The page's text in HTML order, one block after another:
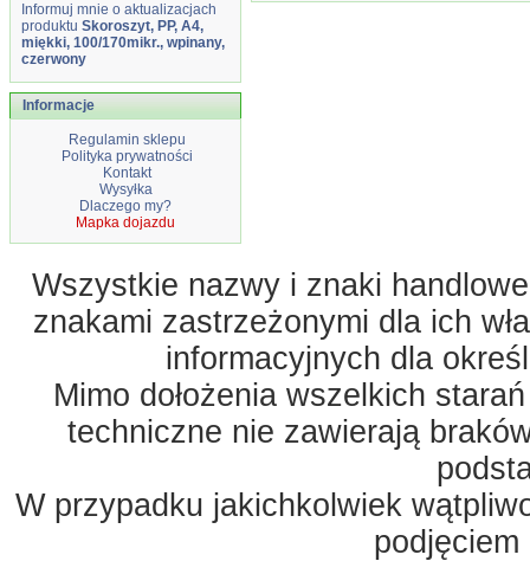
Informuj mnie o aktualizacjach
produktu Skoroszyt, PP, A4,
miękki, 100/170mikr., wpinany,
czerwony
Informacje
Regulamin sklepu
Polityka prywatności
Kontakt
Wysyłka
Dlaczego my?
Mapka dojazdu
Wszystkie nazwy i znaki
znakami zastrzeżonymi dla ich
informacyjnych dla
Mimo dołożenia wszelkich
techniczne nie zawierają
W przypadku jakichkolwiek